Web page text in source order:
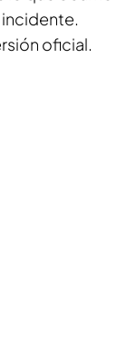
oficial.